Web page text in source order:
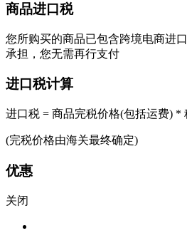
商品进口税
您所购买的商品已包含跨境电商进
承担，您无需再行支付
进口税计算
进口税 = 商品完税价格(包括运费) *
(完税价格由海关最终确定)
优惠
关闭